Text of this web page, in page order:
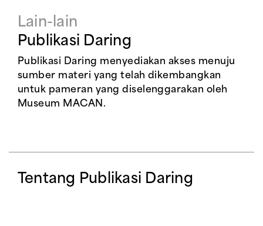
Lain-lain
Publikasi Daring
Publikasi Daring menyediakan akses menuju
sumber materi yang telah dikembangkan
untuk pameran yang diselenggarakan oleh
Museum MACAN.
Tentang Publikasi Daring